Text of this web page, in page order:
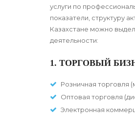
услуги по
показатели, структуру
Казахстане можно
деятельности:
1. ТОРГОВЫЙ
Розничная торговля
Оптовая торговля
Электронная